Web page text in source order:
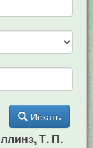
Искать
Т. П.